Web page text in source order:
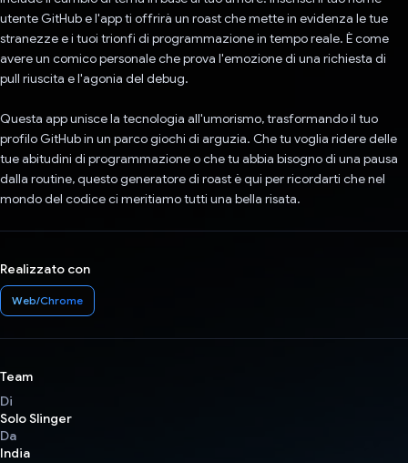
utente GitHub e l'app ti offrirà un roast che mette in evidenza le tue
stranezze e i tuoi trionfi di programmazione in tempo reale. È come
avere un comico personale che prova l'emozione di una richiesta di
pull riuscita e l'agonia del debug.
Questa app unisce la tecnologia all'umorismo, trasformando il tuo
profilo GitHub in un parco giochi di arguzia. Che tu voglia ridere delle
tue abitudini di programmazione o che tu abbia bisogno di una pausa
dalla routine, questo generatore di roast è qui per ricordarti che nel
mondo del codice ci meritiamo tutti una bella risata.
Realizzato con
Web/Chrome
Team
Di
Solo Slinger
Da
India